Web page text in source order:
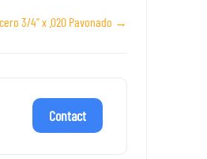
3/4" x .020 Pavonado →
Contact